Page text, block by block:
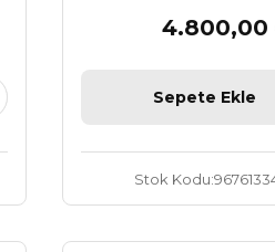
4.800,00
Sepete Ekle
Stok Kodu